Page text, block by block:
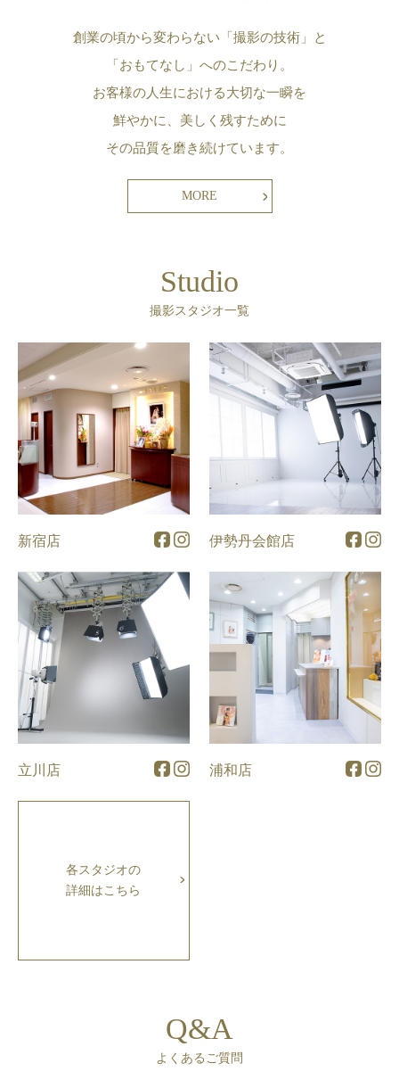
創業の頃から変わらない「撮影の技術」と
「おもてなし」へのこだわり。
お客様の人生における大切な一瞬を
鮮やかに、美しく残すために
その品質を磨き続けています。
MORE
Studio
撮影スタジオ一覧
新宿店 伊勢丹会館店
立川店 浦和店
各スタジオの
詳細はこちら
Q&A
よくあるご質問